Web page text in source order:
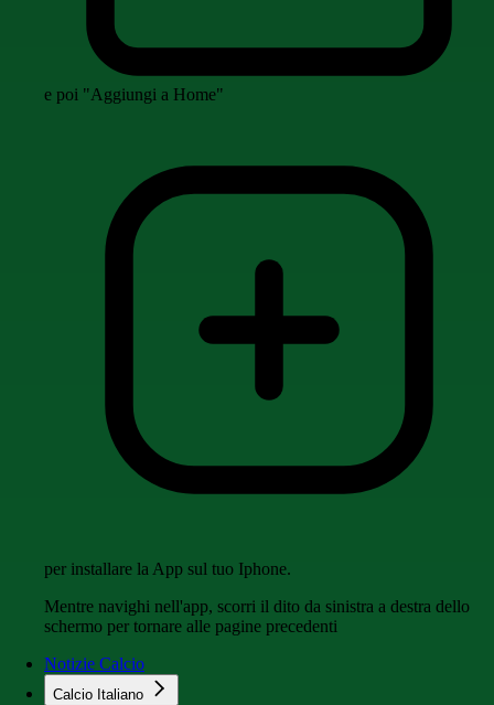
e poi "Aggiungi a Home"
per installare la App sul tuo Iphone.
Mentre navighi nell'app, scorri il dito da sinistra a destra dello
schermo per tornare alle pagine precedenti
Notizie Calcio
Calcio Italiano